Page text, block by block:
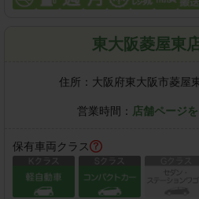
東大阪菱屋東
住所： 大阪府東大阪市菱屋
営業時間： 店舗ページ
保有車両クラス